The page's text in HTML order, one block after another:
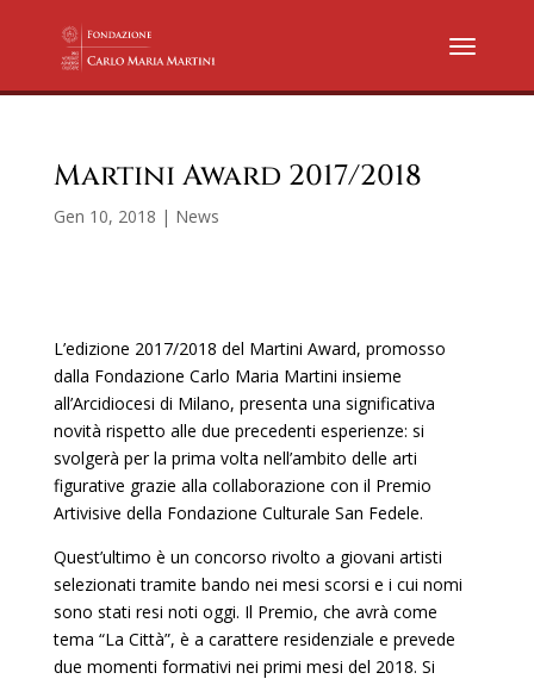
Martini Award 2017/2018
Gen 10, 2018 | News
L’edizione 2017/2018 del Martini Award, promosso
dalla Fondazione Carlo Maria Martini insieme
all’Arcidiocesi di Milano, presenta una significativa
novità rispetto alle due precedenti esperienze: si
svolgerà per la prima volta nell’ambito delle arti
figurative grazie alla collaborazione con il Premio
Artivisive della Fondazione Culturale San Fedele.
Quest’ultimo è un concorso rivolto a giovani artisti
selezionati tramite bando nei mesi scorsi e i cui nomi
sono stati resi noti oggi. Il Premio, che avrà come
tema “La Città”, è a carattere residenziale e prevede
due momenti formativi nei primi mesi del 2018. Si